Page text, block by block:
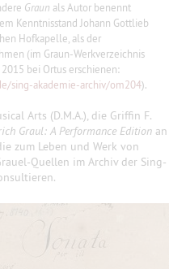
Graun als Autor benennt
Kenntnisstand Johann Gottlieb
Hofkapelle, als der
(im Graun-Werkverzeichnis
bei Ortus erschienen:
sing-akademie-archiv/om204).
Arts (D.M.A.), die Griffin F.
Graul: A Performance Edition an
zum Leben und Werk von
Quellen im Archiv der Sing-